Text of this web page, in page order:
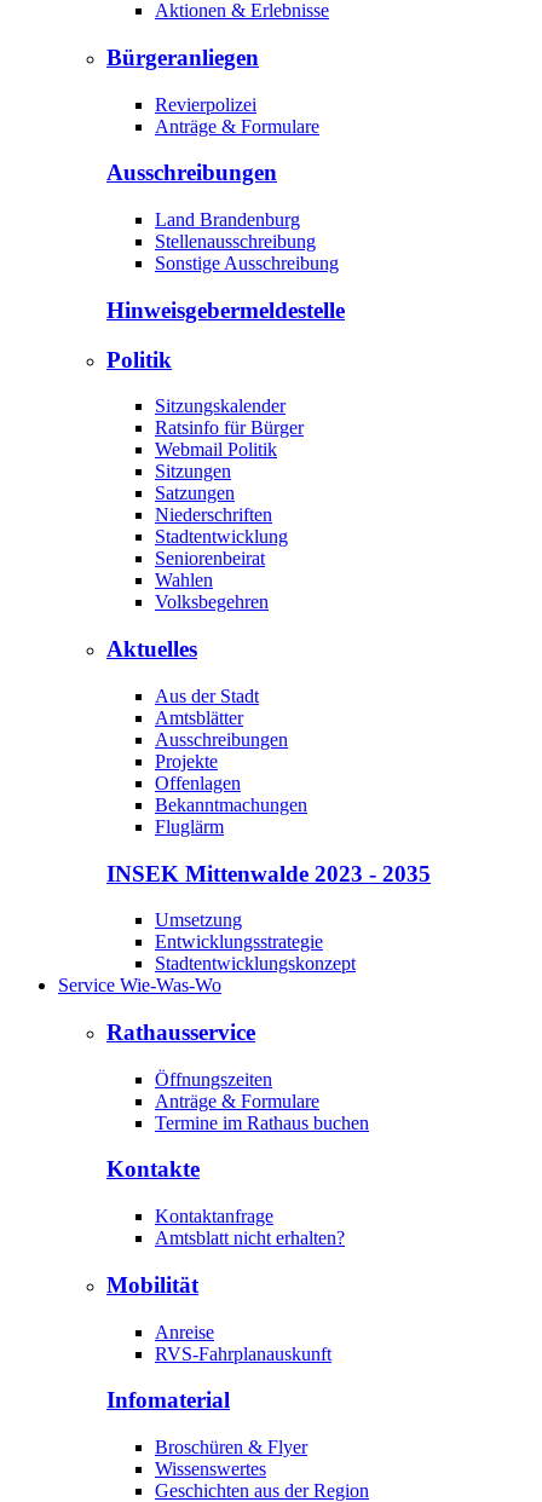
Aktionen & Erlebnisse
Bürgeranliegen
Revierpolizei
Anträge & Formulare
Ausschreibungen
Land Brandenburg
Stellenausschreibung
Sonstige Ausschreibung
Hinweisgeber­meldestelle
Politik
Sitzungskalender
Ratsinfo für Bürger
Webmail Politik
Sitzungen
Satzungen
Niederschriften
Stadtentwicklung
Seniorenbeirat
Wahlen
Volksbegehren
Aktuelles
Aus der Stadt
Amtsblätter
Ausschreibungen
Projekte
Offenlagen
Bekanntmachungen
Fluglärm
INSEK Mittenwalde 2023 - 2035
Umsetzung
Entwicklungsstrategie
Stadtentwicklungskonzept
Service Wie-Was-Wo
Rathausservice
Öffnungszeiten
Anträge & Formulare
Termine im Rathaus buchen
Kontakte
Kontaktanfrage
Amtsblatt nicht erhalten?
Mobilität
Anreise
RVS-Fahrplanauskunft
Infomaterial
Broschüren & Flyer
Wissenswertes
Geschichten aus der Region